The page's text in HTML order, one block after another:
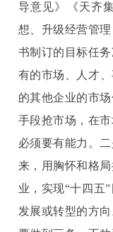
导意见》《天齐
想、升级经营管
书制订的目标任
有的市场、人才
的其他企业的市
手段抢市场，在
必须要有能力。
来，用胸怀和格
业，实现“十四五
发展或转型的方